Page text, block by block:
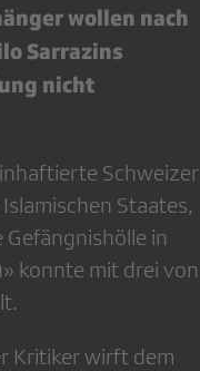
wollen nach
Sarrazins
nicht
Schweizer
Staates,
in
konnte mit drei von
Kritiker wirft dem